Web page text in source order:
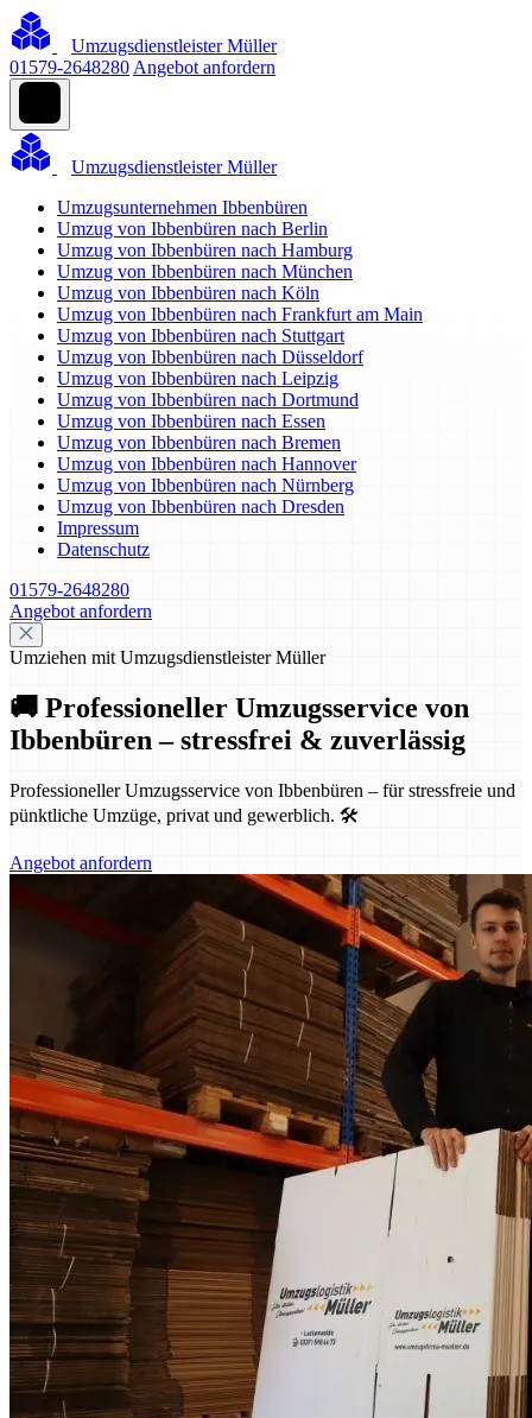
Umzugsdienstleister Müller
01579-2648280 Angebot anfordern
Umzugsdienstleister Müller
Umzugsunternehmen Ibbenbüren
Umzug von Ibbenbüren nach Berlin
Umzug von Ibbenbüren nach Hamburg
Umzug von Ibbenbüren nach München
Umzug von Ibbenbüren nach Köln
Umzug von Ibbenbüren nach Frankfurt am Main
Umzug von Ibbenbüren nach Stuttgart
Umzug von Ibbenbüren nach Düsseldorf
Umzug von Ibbenbüren nach Leipzig
Umzug von Ibbenbüren nach Dortmund
Umzug von Ibbenbüren nach Essen
Umzug von Ibbenbüren nach Bremen
Umzug von Ibbenbüren nach Hannover
Umzug von Ibbenbüren nach Nürnberg
Umzug von Ibbenbüren nach Dresden
Impressum
Datenschutz
01579-2648280
Angebot anfordern
Umziehen mit Umzugsdienstleister Müller
🚚 Professioneller Umzugsservice von
Ibbenbüren – stressfrei & zuverlässig
Professioneller Umzugsservice von Ibbenbüren – für stressfreie und
pünktliche Umzüge, privat und gewerblich. 🛠️
Angebot anfordern